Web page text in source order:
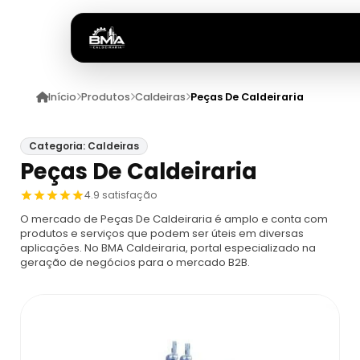
Início
Quem Somos
Caldeiras
Automação De Caldeiras
Caldeira De Recuperação Celulose
Inspecao Feitas Em Caldeiras
Cotar Inspeção De Caldeiras
Empresa De Montagem De Caldeiras A
Caldeiras A Vapor
Anuncie
Início Produtos Caldeiras Peças De Caldeiraria
Categoria: Caldeiras
Peças De Caldeiraria
4.9 satisfação
O mercado de Peças De Caldeiraria é amplo e conta com
produtos e serviços que podem ser úteis em diversas
aplicações. No BMA Caldeiraria, portal especializado na
geração de negócios para o mercado B2B.